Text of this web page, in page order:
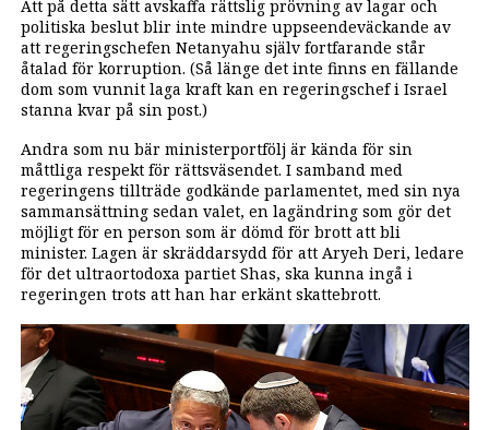
Att på detta sätt avskaffa rättslig prövning av lagar och
politiska beslut blir inte mindre uppseendeväckande av
att regeringschefen Netanyahu själv fortfarande står
åtalad för korruption. (Så länge det inte finns en fällande
dom som vunnit laga kraft kan en regeringschef i Israel
stanna kvar på sin post.)
Andra som nu bär ministerportfölj är kända för sin
måttliga respekt för rättsväsendet. I samband med
regeringens tillträde godkände parlamentet, med sin nya
sammansättning sedan valet, en lagändring som gör det
möjligt för en person som är dömd för brott att bli
minister. Lagen är skräddarsydd för att Aryeh Deri, ledare
för det ultraortodoxa partiet Shas, ska kunna ingå i
regeringen trots att han har erkänt skattebrott.